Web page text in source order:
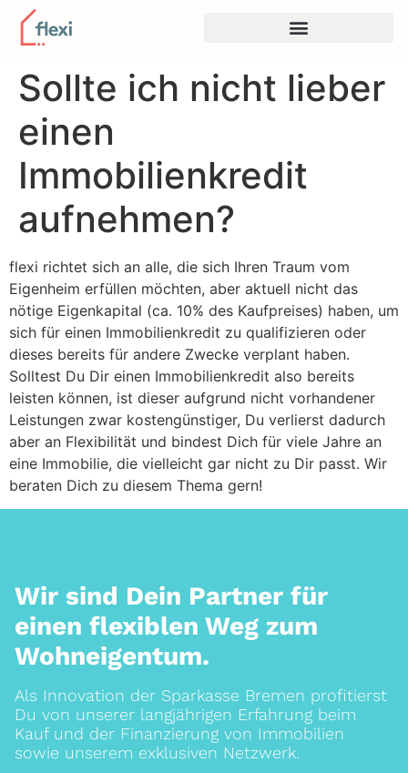
Sollte ich nicht lieber
einen
Immobilienkredit
aufnehmen?
flexi richtet sich an alle, die sich Ihren Traum vom
Eigenheim erfüllen möchten, aber aktuell nicht das
nötige Eigenkapital (ca. 10% des Kaufpreises) haben, um
sich für einen Immobilienkredit zu qualifizieren oder
dieses bereits für andere Zwecke verplant haben.
Solltest Du Dir einen Immobilienkredit also bereits
leisten können, ist dieser aufgrund nicht vorhandener
Leistungen zwar kostengünstiger, Du verlierst dadurch
aber an Flexibilität und bindest Dich für viele Jahre an
eine Immobilie, die vielleicht gar nicht zu Dir passt. Wir
beraten Dich zu diesem Thema gern!
Wir sind Dein Partner für
einen flexiblen Weg zum
Wohneigentum.
Als Innovation der Sparkasse Bremen profitierst
Du von unserer langjährigen Erfahrung beim
Kauf und der Finanzierung von Immobilien
sowie unserem exklusiven Netzwerk.